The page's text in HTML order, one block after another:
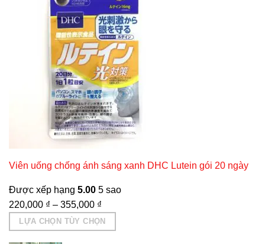
Viên uống chống ánh sáng xanh DHC Lutein gói 20 ngày
Được xếp hạng 5.005 sao
220,000 ₫ – 355,000 ₫
LỰA CHỌN TÙY CHỌN